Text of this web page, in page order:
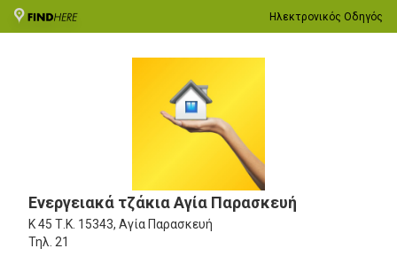
Ηλεκτρονικός Οδηγός
Ενεργειακά τζάκια Αγία Παρασκευή
Κ 45 Τ.Κ. 15343, Αγία Παρασκευή
Τηλ. 21